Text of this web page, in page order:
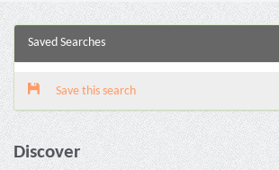
Saved Searches
Save this search
Discover